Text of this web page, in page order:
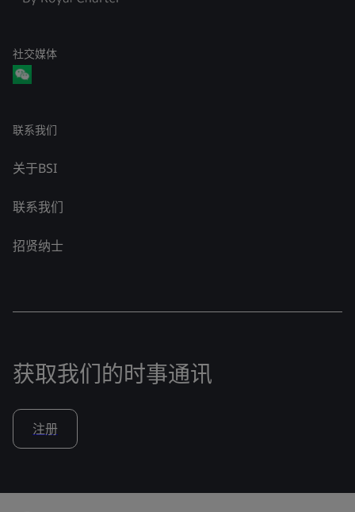
社交媒体
联系我们
关于BSI
联系我们
招贤纳士
获取我们的时事通讯
注册